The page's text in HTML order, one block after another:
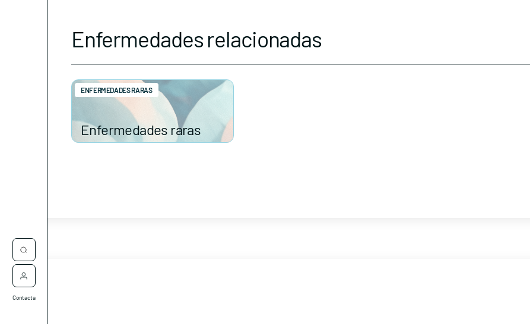
Contacta
Enfermedades relacionadas
Enfermedades raras
ENFERMEDADES RARAS